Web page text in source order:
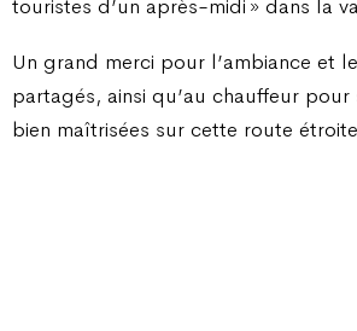
touristes d’un après-midi » dans la
Un grand merci pour l’ambiance et
partagés, ainsi qu’au chauffeur
bien maîtrisées sur cette route